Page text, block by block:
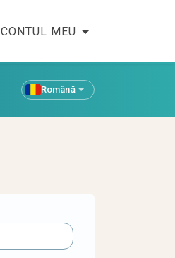
CONTUL MEU
Română